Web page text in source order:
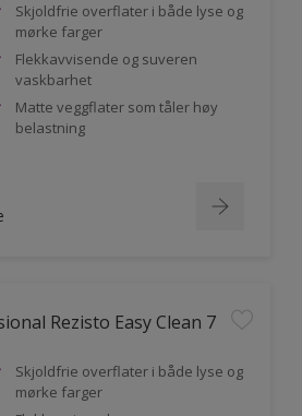
Skjoldfrie overflater i både lyse og
mørke farger
Flekkavvisende og suveren
vaskbarhet
Matte veggflater som tåler høy
belastning
Rezisto Easy Clean 7
Skjoldfrie overflater i både lyse og
mørke farger